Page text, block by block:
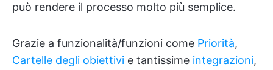
può rendere il processo molto più semplice.
Grazie a funzionalità/funzioni come Priorità,
Cartelle degli obiettivi e tantissime integrazioni,